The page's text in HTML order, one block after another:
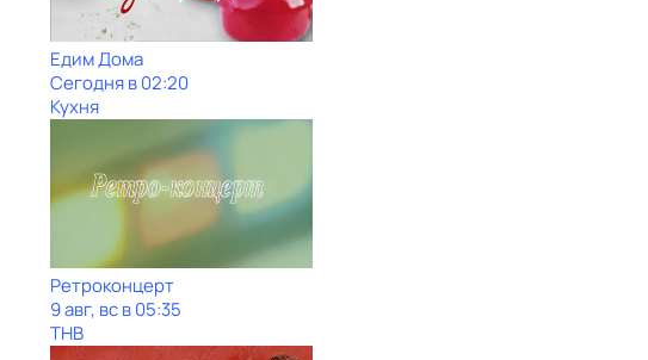
Едим Дома
Сегодня в 02:20
Кухня
Ретроконцерт
9 авг, вс в 05:35
ТНВ